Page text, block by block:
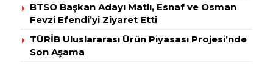
BTSO Başkan Adayı Matlı, Esnaf ve Osman
Fevzi Efendi’yi Ziyaret Etti
TÜRİB Uluslararası Ürün Piyasası Projesi’nde
Son Aşama